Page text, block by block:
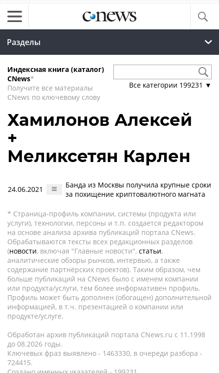
Разделы
Индексная книга (каталог)
CNews*
Получите все материалы
CNews по ключевому слову
Все категории 199231 ▼
Хамилонов Алексей
+
Меликсетян Карлен
24.06.2021
Банда из Москвы получила крупные сроки
за похищение криптовалютного магната
* Страница-профиль компании, системы (продукта или
услуги), технологии, персоны и т.п. создается редактором
на основе анализа архива публикаций портала CNews.
Обрабатываются тексты всех редакционных разделов
(новости, включая "Главные новости", статьи,
аналитические обзоры рынков, интервью, а также
содержание партнёрских проектов). Таким образом, чем
больше публикаций на CNews было с именем компании
или продукта/услуги, тем более информативен профиль.
Профиль может быть дополнен (обогащен) дополнительной
информацией, в т.ч. презентацией о компании или
продукте/услуге.
Обработан архив публикаций портала CNews.ru c 11.1998
до 08.2026 годы.
Ключевых фраз выявлено - 1463330, в очереди разбора -
724415.